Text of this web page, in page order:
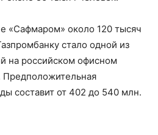
«Сафмаром» около 120 тысяч
стало одной из
на российском офисном
составит от 402 до 540 млн.